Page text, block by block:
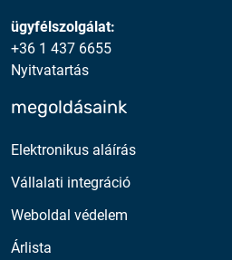
ügyfélszolgálat:
+36 1 437 6655
Nyitvatartás
megoldásaink
Elektronikus aláírás
Vállalati integráció
Weboldal védelem
Árlista